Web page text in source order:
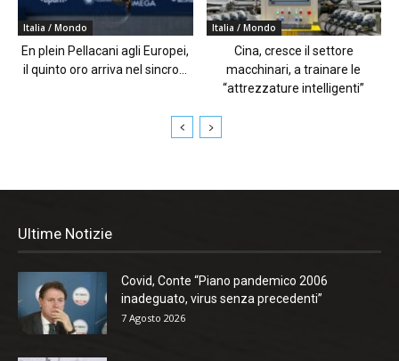
Italia / Mondo
En plein Pellacani agli Europei,
il quinto oro arriva nel sincro...
Italia / Mondo
Cina, cresce il settore
macchinari, a trainare le
“attrezzature intelligenti”
Ultime Notizie
Covid, Conte “Piano pandemico 2006
inadeguato, virus senza precedenti”
7 Agosto 2026